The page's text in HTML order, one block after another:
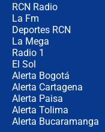
RCN Radio
La Fm
Deportes RCN
La Mega
Radio 1
El Sol
Alerta Bogotá
Alerta Cartagena
Alerta Paisa
Alerta Tolima
Alerta Bucaramanga